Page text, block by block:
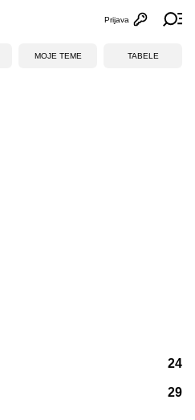
Otvori
Prijava
MOJE TEME TABELE
24
29